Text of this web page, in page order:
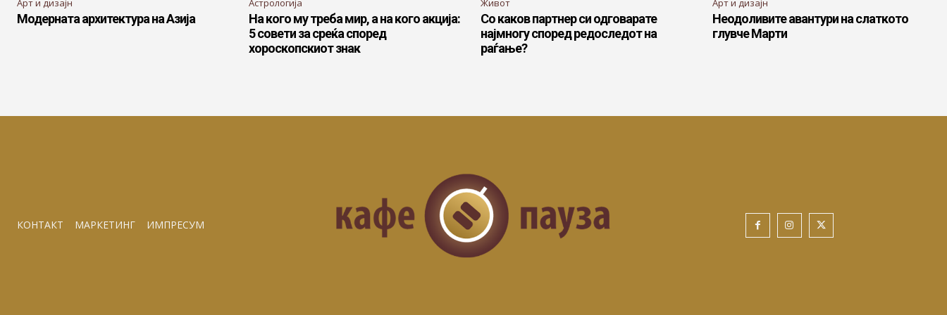
Арт и дизајн
Модерната архитектура на Азија
Астрологија
На кого му треба мир, а на кого акција:
5 совети за среќа според
хороскопскиот знак
Живот
Со каков партнер си одговарате
најмногу според редоследот на
раѓање?
Арт и дизајн
Неодоливите авантури на слаткото
глувче Марти
КОНТАКТ МАРКЕТИНГ ИМПРЕСУМ